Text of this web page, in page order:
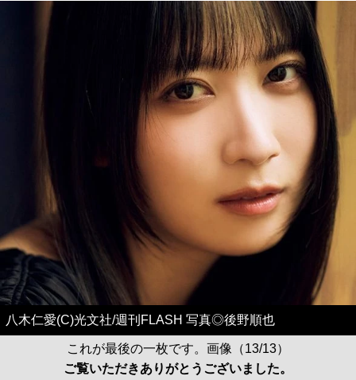
八木仁愛(C)光文社/週刊FLASH 写真◎後野順也
これが最後の一枚です。画像（13/13）
ご覧いただきありがとうございました。